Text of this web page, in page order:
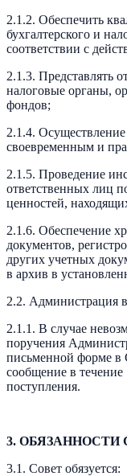
2.1.2. Обеспечить
бухгалтерского и
соответствии с
2.1.3. Представлять
налоговые органы,
фондов;
2.1.4. Осуществление
своевременным и
2.1.5. Проведение
ответственных лиц
ценностей,
2.1.6. Обеспечение
документов,
других учетных
в архив в
2.2. Администрация
2.1.1. В случае
поручения
письменной форме в
сообщение в
поступления.
3. ОБЯЗАННОСТИ
3.1. Совет обязуется: